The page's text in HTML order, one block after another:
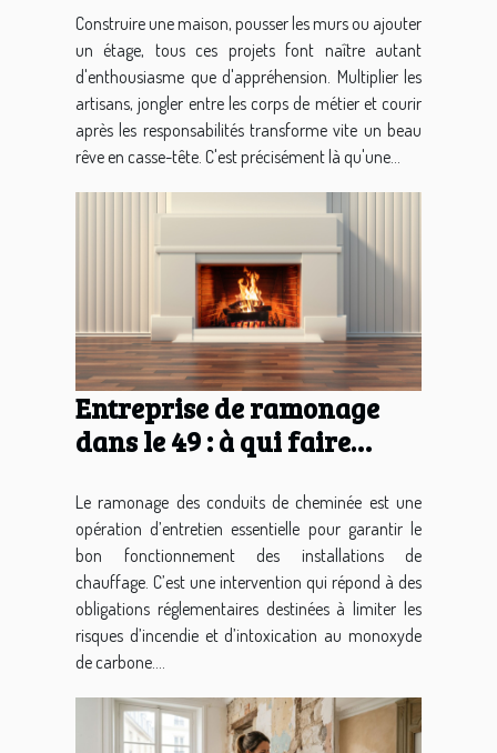
bâtiment qui pilote votre
projet de A à Z
Construire une maison, pousser les murs ou ajouter
un étage, tous ces projets font naître autant
d'enthousiasme que d'appréhension. Multiplier les
artisans, jongler entre les corps de métier et courir
après les responsabilités transforme vite un beau
rêve en casse-tête. C'est précisément là qu'une...
Entreprise de ramonage
dans le 49 : à qui faire
Le ramonage des conduits de cheminée est une
opération d’entretien essentielle pour garantir le
bon fonctionnement des installations de
chauffage. C’est une intervention qui répond à des
obligations réglementaires destinées à limiter les
risques d’incendie et d’intoxication au monoxyde
de carbone....